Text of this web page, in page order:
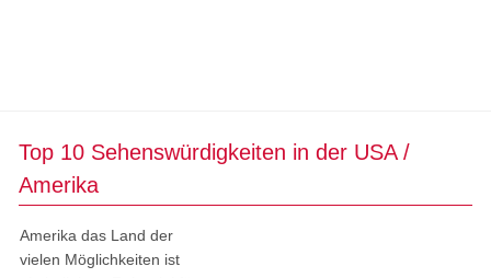
Top 10 Sehenswürdigkeiten in der USA /
Amerika
Amerika das Land der
vielen Möglichkeiten ist